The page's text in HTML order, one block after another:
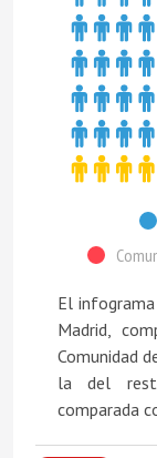
El
Madrid,
Comunidad
la del
comparada